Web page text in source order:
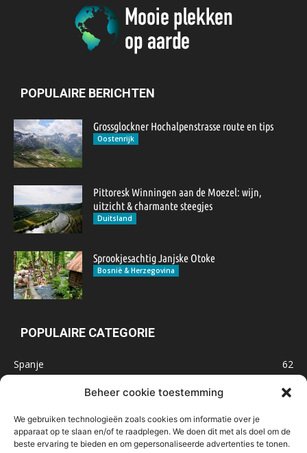
Beheer cookie toestemming
We gebruiken technologieën zoals cookies om informatie over je
apparaat op te slaan en/of te raadplegen. We doen dit met als doel om de
beste ervaring te bieden en om gepersonaliseerde advertenties te tonen.
POPULAIRE BERICHTEN
Grossglockner Hochalpenstrasse route en tips
Oostenrijk
Pittoresk Winningen aan de Moezel: wijn,
uitzicht & charmante steegjes
Duitsland
Sprookjesachtig Janjske Otoke
Bosnië & Herzegovina
POPULAIRE CATEGORIE
Spanje
62
47
Marokko
32
IJsland
32